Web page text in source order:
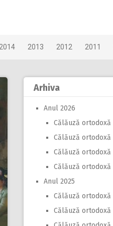
2013 2012 2011
Arhiva
Anul 2026
Călăuză ortodoxă
Călăuză ortodoxă
Călăuză ortodoxă
Călăuză ortodoxă
Anul 2025
Călăuză ortodoxă
Călăuză ortodoxă